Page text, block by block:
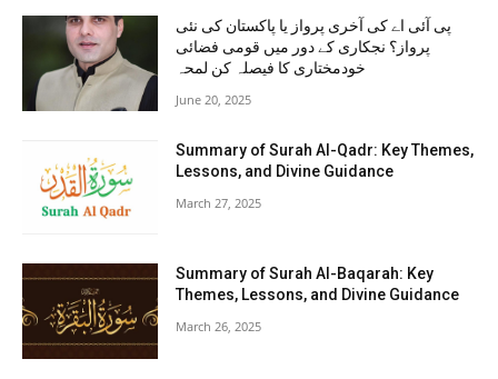
پی آئی اے کی آخری پرواز یا پاکستان کی نئی
پرواز؟ نجکاری کے دور میں قومی فضائی
خودمختاری کا فیصلہ کن لمحہ
June 20, 2025
Summary of Surah Al-Qadr: Key Themes,
Lessons, and Divine Guidance
March 27, 2025
Summary of Surah Al-Baqarah: Key
Themes, Lessons, and Divine Guidance
March 26, 2025